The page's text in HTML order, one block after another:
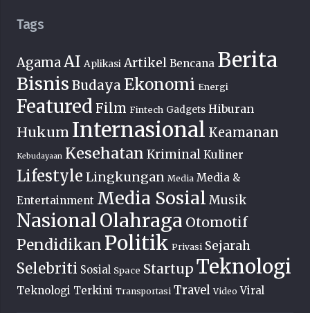
Tags
AgamaAI Aplikasi Artikel Bencana Berita
Bisnis Budaya Ekonomi Energi
Featured Film Fintech Gadgets Hiburan
Hukum Internasional Keamanan
Kebudayaan Kesehatan Kriminal Kuliner
Lifestyle Lingkungan Media Media &
Entertainment Media Sosial Musik
NasionalOlahraga Otomotif
Pendidikan Politik Privasi Sejarah
Selebriti Sosial Space Startup Teknologi
Teknologi Terkini Transportasi Travel Video Viral